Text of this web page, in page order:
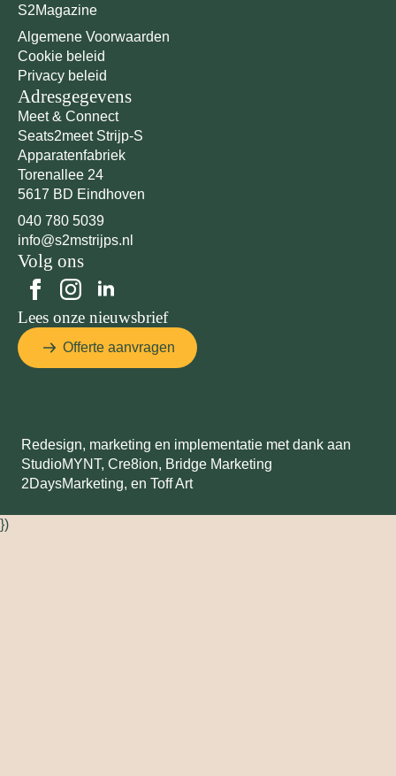
S2Magazine
Algemene Voorwaarden
Cookie beleid
Privacy beleid
Adresgegevens
Meet & Connect
Seats2meet Strijp-S
Apparatenfabriek
Torenallee 24
5617 BD Eindhoven
040 780 5039
info@s2mstrijps.nl
Volg ons
Lees onze nieuwsbrief
Offerte aanvragen
Redesign, marketing en implementatie met dank aan
StudioMYNT, Cre8ion, Bridge Marketing
2DaysMarketing, en Toff Art
})